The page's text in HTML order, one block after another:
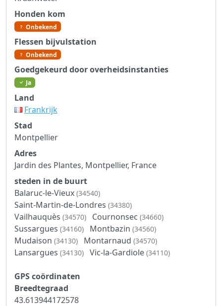
Honden kom
Onbekend
Flessen bijvulstation
Onbekend
Goedgekeurd door overheidsinstanties
Ja
Land
Frankrijk
Stad
Montpellier
Adres
Jardin des Plantes, Montpellier, France
steden in de buurt
Balaruc-le-Vieux (34540)
Saint-Martin-de-Londres (34380)
Vailhauquès (34570) Cournonsec (34660)
Sussargues (34160) Montbazin (34560)
Mudaison (34130) Montarnaud (34570)
Lansargues (34130) Vic-la-Gardiole (34110)
GPS coördinaten
Breedtegraad
43.613944172578